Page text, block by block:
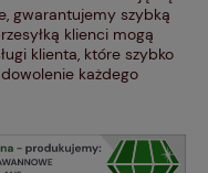
gwarantujemy szybką
klienci mogą
klienta, które szybko
każdego